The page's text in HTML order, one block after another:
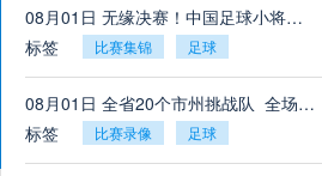
08月01日 无缘决赛！中国足球小将红队0-2亚洲明星联，后者决赛战杭州足管
标签
比赛集锦 足球
08月01日 全省20个市州挑战队_全场录像回放
标签
比赛录像 足球